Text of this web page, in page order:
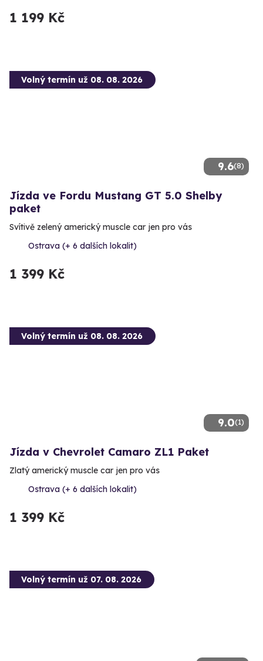
1 199 Kč
9.6(8)
Volný termín už 08. 08. 2026
Jízda ve Fordu Mustang GT 5.0 Shelby
paket
Svítivě zelený americký muscle car jen pro vás
Ostrava (+ 6 dalších lokalit)
1 399 Kč
9.0(1)
Volný termín už 08. 08. 2026
Jízda v Chevrolet Camaro ZL1 Paket
Zlatý americký muscle car jen pro vás
Ostrava (+ 6 dalších lokalit)
1 399 Kč
Volný termín už 07. 08. 2026